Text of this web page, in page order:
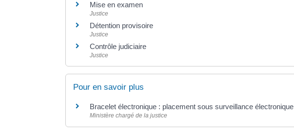
Mise en examen
Justice
Détention provisoire
Justice
Contrôle judiciaire
Justice
Pour en savoir plus
Bracelet électronique : placement sous surveillance électronique
Ministère chargé de la justice